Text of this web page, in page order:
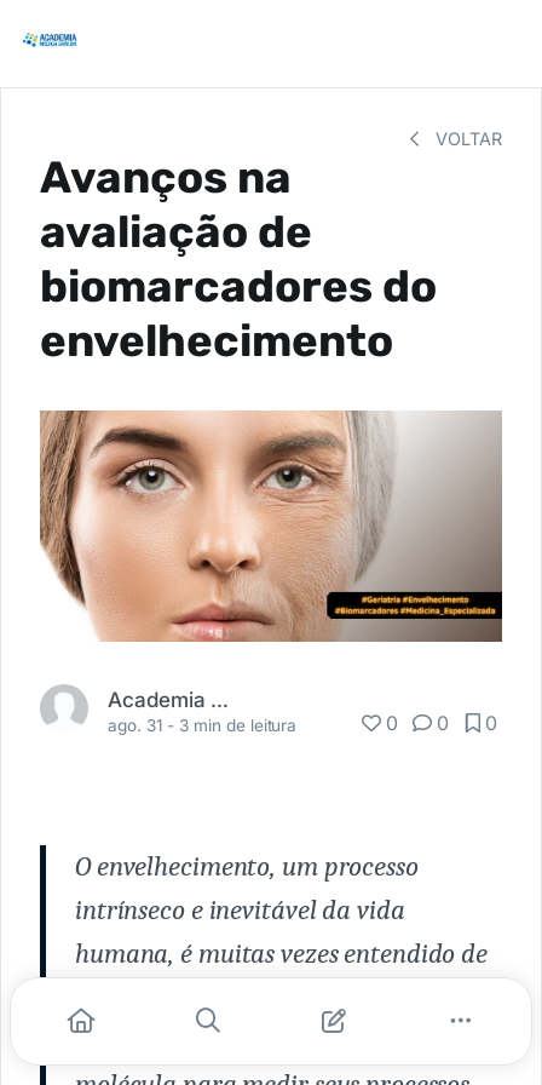
VOLTAR
Avanços na
avaliação de
biomarcadores do
envelhecimento
Academia Médica
ago. 31 - 3 min de leitura 0 0 0
O envelhecimento, um processo
intrínseco e inevitável da vida
humana, é muitas vezes entendido de
identificação de um único método ou